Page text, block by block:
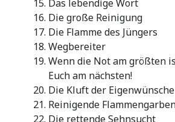
Das lebendige Wort
Die große Reinigung
Die Flamme des Jüngers
Wegbereiter
Wenn die Not am größten
Euch am nächsten!
Die Kluft der Eigenwünsche
Reinigende
Die rettende Sehnsucht